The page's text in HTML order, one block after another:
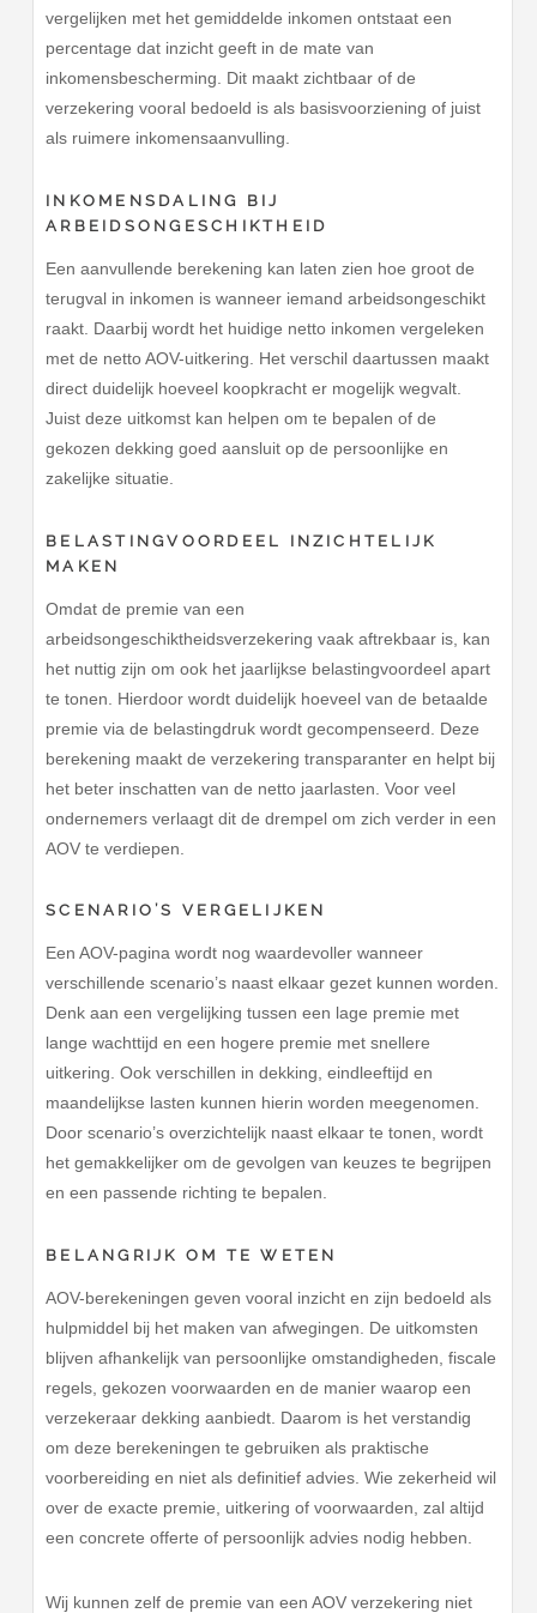
vergelijken met het gemiddelde inkomen ontstaat een
percentage dat inzicht geeft in de mate van
inkomensbescherming. Dit maakt zichtbaar of de
verzekering vooral bedoeld is als basisvoorziening of juist
als ruimere inkomensaanvulling.
INKOMENSDALING BIJ
ARBEIDSONGESCHIKTHEID
Een aanvullende berekening kan laten zien hoe groot de
terugval in inkomen is wanneer iemand arbeidsongeschikt
raakt. Daarbij wordt het huidige netto inkomen vergeleken
met de netto AOV-uitkering. Het verschil daartussen maakt
direct duidelijk hoeveel koopkracht er mogelijk wegvalt.
Juist deze uitkomst kan helpen om te bepalen of de
gekozen dekking goed aansluit op de persoonlijke en
zakelijke situatie.
BELASTINGVOORDEEL INZICHTELIJK
MAKEN
Omdat de premie van een
arbeidsongeschiktheidsverzekering vaak aftrekbaar is, kan
het nuttig zijn om ook het jaarlijkse belastingvoordeel apart
te tonen. Hierdoor wordt duidelijk hoeveel van de betaalde
premie via de belastingdruk wordt gecompenseerd. Deze
berekening maakt de verzekering transparanter en helpt bij
het beter inschatten van de netto jaarlasten. Voor veel
ondernemers verlaagt dit de drempel om zich verder in een
AOV te verdiepen.
SCENARIO’S VERGELIJKEN
Een AOV-pagina wordt nog waardevoller wanneer
verschillende scenario’s naast elkaar gezet kunnen worden.
Denk aan een vergelijking tussen een lage premie met
lange wachttijd en een hogere premie met snellere
uitkering. Ook verschillen in dekking, eindleeftijd en
maandelijkse lasten kunnen hierin worden meegenomen.
Door scenario’s overzichtelijk naast elkaar te tonen, wordt
het gemakkelijker om de gevolgen van keuzes te begrijpen
en een passende richting te bepalen.
BELANGRIJK OM TE WETEN
AOV-berekeningen geven vooral inzicht en zijn bedoeld als
hulpmiddel bij het maken van afwegingen. De uitkomsten
blijven afhankelijk van persoonlijke omstandigheden, fiscale
regels, gekozen voorwaarden en de manier waarop een
verzekeraar dekking aanbiedt. Daarom is het verstandig
om deze berekeningen te gebruiken als praktische
voorbereiding en niet als definitief advies. Wie zekerheid wil
over de exacte premie, uitkering of voorwaarden, zal altijd
een concrete offerte of persoonlijk advies nodig hebben.
Wij kunnen zelf de premie van een AOV verzekering niet